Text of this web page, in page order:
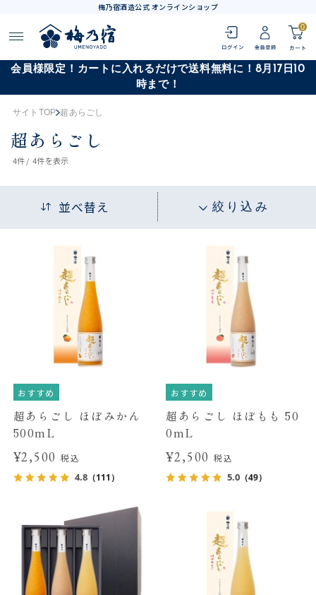
梅乃宿酒造公式 オンラインショップ
0
会員様限定！カートに入れるだけで送料無料に！8月17日10
時まで！
サイトTOP 超あらごし
超あらごし
4件 / 4件を表示
並べ替え 絞り込み
おすすめ
超あらごし ほぼみかん
500mL
¥2,500税込
4.8（111）
おすすめ
超あらごし ほぼもも 50
0mL
¥2,500 税込
5.0 （49）